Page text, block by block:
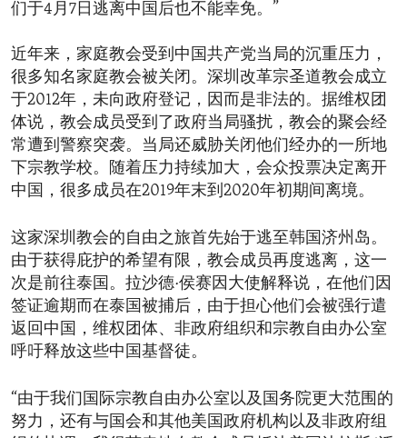
们于4月7日逃离中国后也不能幸免。”
近年来，家庭教会受到中国共产党当局的沉重压力，
很多知名家庭教会被关闭。深圳改革宗圣道教会成立
于2012年，未向政府登记，因而是非法的。据维权团
体说，教会成员受到了政府当局骚扰，教会的聚会经
常遭到警察突袭。当局还威胁关闭他们经办的一所地
下宗教学校。随着压力持续加大，会众投票决定离开
中国，很多成员在2019年末到2020年初期间离境。
这家深圳教会的自由之旅首先始于逃至韩国济州岛。
由于获得庇护的希望有限，教会成员再度逃离，这一
次是前往泰国。拉沙德·侯赛因大使解释说，在他们因
签证逾期而在泰国被捕后，由于担心他们会被强行遣
返回中国，维权团体、非政府组织和宗教自由办公室
呼吁释放这些中国基督徒。
“由于我们国际宗教自由办公室以及国务院更大范围的
努力，还有与国会和其他美国政府机构以及非政府组